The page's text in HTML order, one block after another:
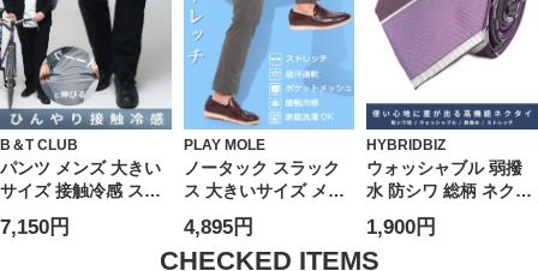
B＆T CLUB
パンツ メンズ 大きい
サイズ 接触冷感 スト
レッチ イージーケア
アクティブパンツ ボ
7,150円
PLAY MOLE
ノータック スラック
ス 大きいサイズ メン
ズ 春夏 涼感 プレミア
ムストレッチ 吸汗速
乾 接触冷感 ゴルフ メ
4,895円
HYBRIDBIZ
ウォッシャブル 弱撥
水 防シワ 総柄 ネクタ
イ HYBRIDBIZ ハイブ
リッドビズ 大きいサ
イズ メンズ
1,900円